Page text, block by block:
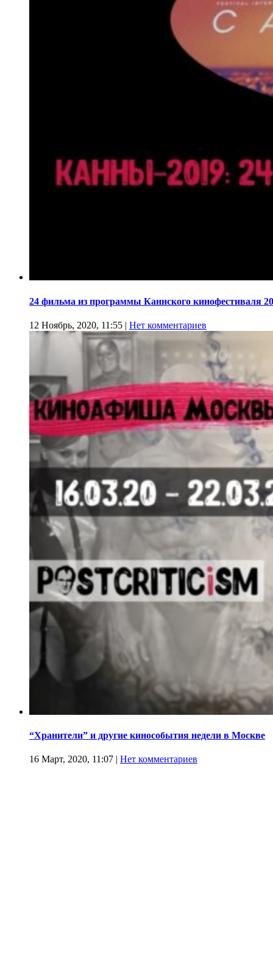
24 фильма из программы Каннского кинофестиваля
12 Ноябрь, 2020, 11:55 | Нет комментариев
“Хранители” и другие кинособытия недели в Москве
16 Март, 2020, 11:07 | Нет комментариев